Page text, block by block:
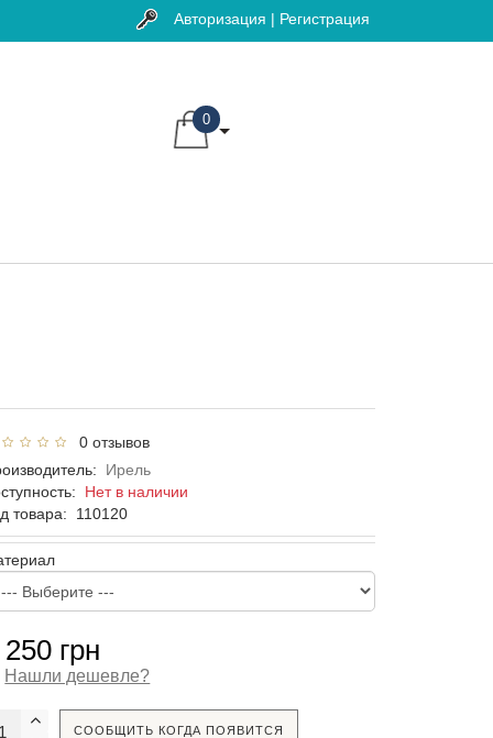
Авторизация | Регистрация
0
0 отзывов
Ирель
Нет в наличии
товара:
110120
грн
Нашли дешевле?
СООБЩИТЬ КОГДА ПОЯВИТСЯ